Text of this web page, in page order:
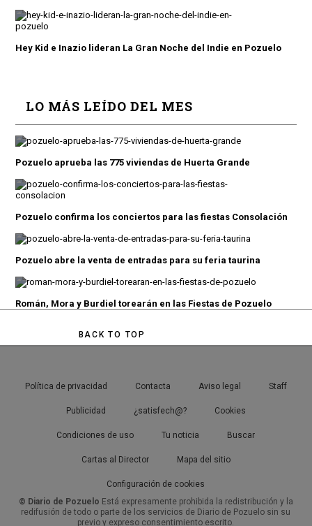
Hey Kid e Inazio lideran La Gran Noche del Indie en Pozuelo
LO MÁS LEÍDO DEL MES
Pozuelo aprueba las 775 viviendas de Huerta Grande
Pozuelo confirma los conciertos para las fiestas Consolación
Pozuelo abre la venta de entradas para su feria taurina
Román, Mora y Burdiel torearán en las Fiestas de Pozuelo
BACK TO TOP
Política de privacidad Contacta Aviso legal Staff
Publicidad ¿satisfech@? Cookies
Condiciones de uso Tu noticia Buscar
Cartas al Director Mapa del sitio
Configuración de cookies
© Diario de Pozuelo Está expresamente prohibida la redistribución y la
redifusión de todo o parte de los servicios de Diario de Pozuelo sin su
previo y expreso consentimiento escrito.